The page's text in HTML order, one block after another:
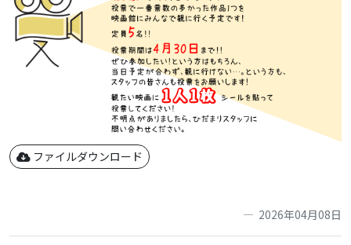
ファイルダウンロード
2026年04月08日